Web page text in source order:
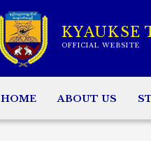
KYAUKSE
OFFICIAL WEBSITE
HOME ABOUT US